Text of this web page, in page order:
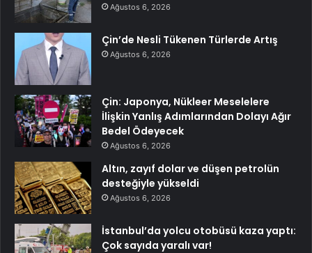
Ağustos 6, 2026
Çin’de Nesli Tükenen Türlerde Artış
Ağustos 6, 2026
Çin: Japonya, Nükleer Meselelere
İlişkin Yanlış Adımlarından Dolayı Ağır
Bedel Ödeyecek
Ağustos 6, 2026
Altın, zayıf dolar ve düşen petrolün
desteğiyle yükseldi
Ağustos 6, 2026
İstanbul’da yolcu otobüsü kaza yaptı:
Çok sayıda yaralı var!